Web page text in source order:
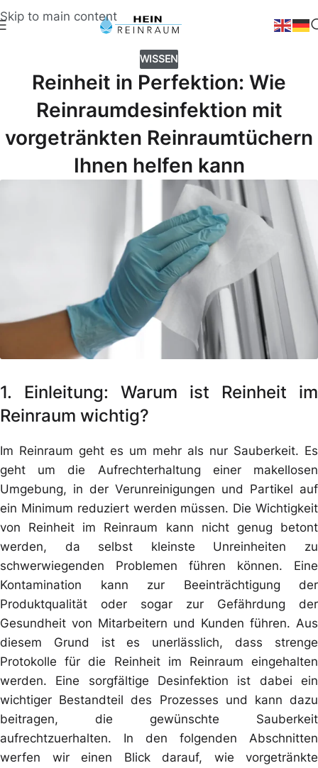
Skip to main content
WISSEN
Reinheit in Perfektion: Wie
Reinraumdesinfektion mit
vorgetränkten Reinraumtüchern
Ihnen helfen kann
1. Einleitung: Warum ist Reinheit im
Reinraum wichtig?
Im Reinraum geht es um mehr als nur Sauberkeit. Es
geht um die Aufrechterhaltung einer makellosen
Umgebung, in der Verunreinigungen und Partikel auf
ein Minimum reduziert werden müssen. Die Wichtigkeit
von Reinheit im Reinraum kann nicht genug betont
werden, da selbst kleinste Unreinheiten zu
schwerwiegenden Problemen führen können. Eine
Kontamination kann zur Beeinträchtigung der
Produktqualität oder sogar zur Gefährdung der
Gesundheit von Mitarbeitern und Kunden führen. Aus
diesem Grund ist es unerlässlich, dass strenge
Protokolle für die Reinheit im Reinraum eingehalten
werden. Eine sorgfältige Desinfektion ist dabei ein
wichtiger Bestandteil des Prozesses und kann dazu
beitragen, die gewünschte Sauberkeit
aufrechtzuerhalten. In den folgenden Abschnitten
werfen wir einen Blick darauf, wie vorgetränkte